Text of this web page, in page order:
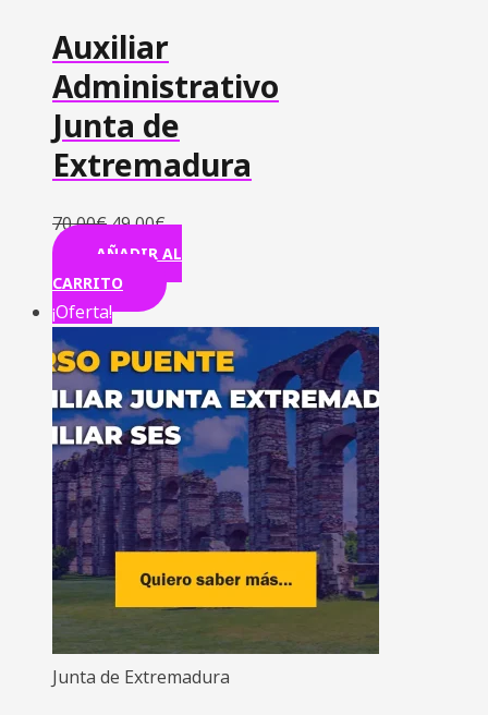
Auxiliar
Administrativo
Junta de
Extremadura
70,00€49,00€
AÑADIR AL
CARRITO
¡Oferta!
Junta de Extremadura